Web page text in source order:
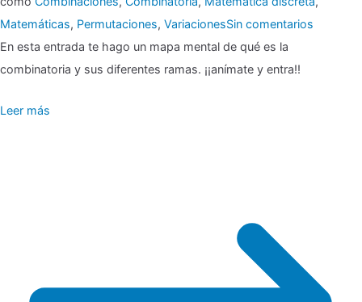
Matemáticas, Permutaciones, VariacionesSin comentarios
En esta entrada te hago un mapa mental de qué es la
combinatoria y sus diferentes ramas. ¡¡anímate y entra!!
Leer más